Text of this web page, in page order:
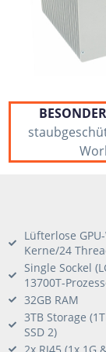
Lüfterlose
Kerne/24
Single Sockel
13700T-
32GB RAM
3TB Storage
SSD 2)